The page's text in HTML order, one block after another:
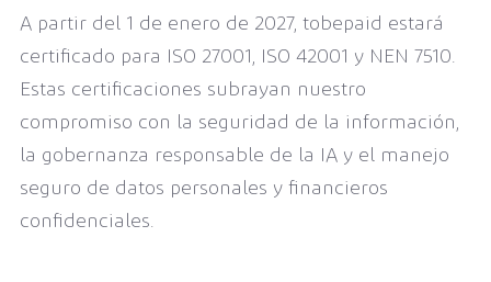
A partir del 1 de enero de 2027, tobepaid estará
certificado para ISO 27001, ISO 42001 y NEN 7510.
Estas certificaciones subrayan nuestro
compromiso con la seguridad de la información,
la gobernanza responsable de la IA y el manejo
seguro de datos personales y financieros
confidenciales.